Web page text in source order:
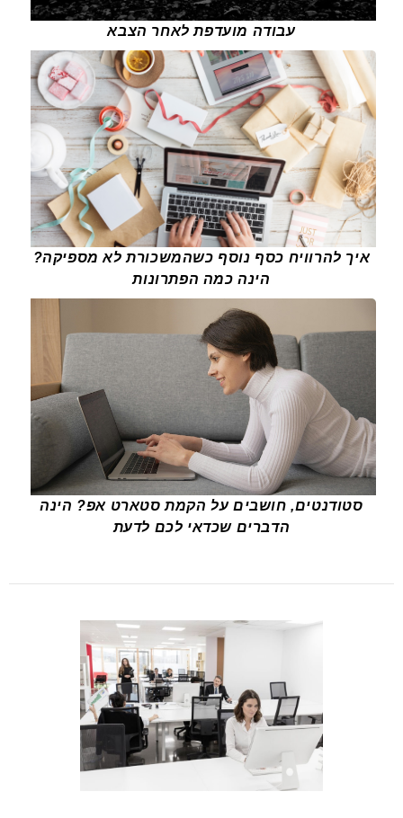
עבודה מועדפת לאחר הצבא
איך להרוויח כסף נוסף כשהמשכורת לא מספיקה?
הינה כמה הפתרונות
סטודנטים, חושבים על הקמת סטארט אפ? הינה
הדברים שכדאי לכם לדעת